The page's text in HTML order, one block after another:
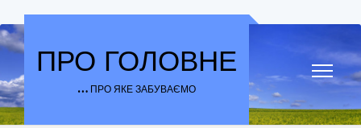
Skip to content
ПРО ГОЛОВНЕ
… ПРО ЯКЕ ЗАБУВАЄМО